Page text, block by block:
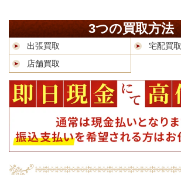
3つの買取方法
出張買取
宅配買取
店舗買取